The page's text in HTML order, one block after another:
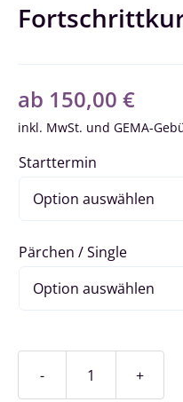
ab 150,00 €
inkl. MwSt.
Starttermin
Pärchen / Single
Fortschrittkurs